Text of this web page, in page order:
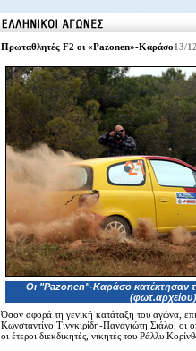
Πρωταθλητές F2 οι «Pazonen»-Καράσο13/
Οι "Pazonen"-Καράσο κατέκτησαν
(φωτ.αρχείου)
Όσον αφορά τη γενική κατάταξη του αγώνα,
Κωνσταντίνο Τινγκιρίδη-Παναγιώτη Σιάλο, οι
οι έτεροι διεκδικητές, νικητές του Ράλλυ